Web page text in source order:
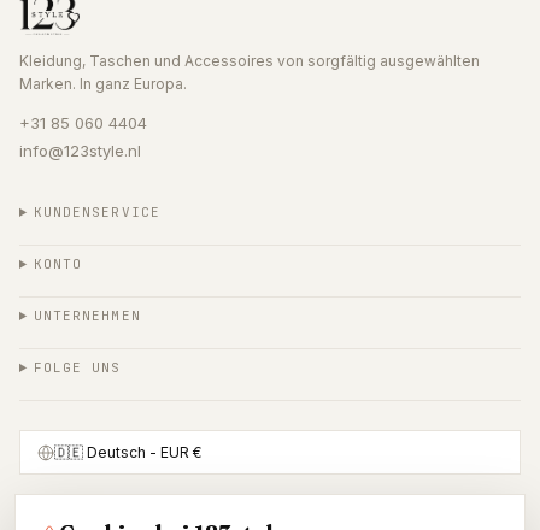
Kleidung, Taschen und Accessoires von sorgfältig ausgewählten
Marken. In ganz Europa.
+31 85 060 4404
info@123style.nl
KUNDENSERVICE
KONTO
UNTERNEHMEN
FOLGE UNS
🇩🇪 Deutsch - EUR €